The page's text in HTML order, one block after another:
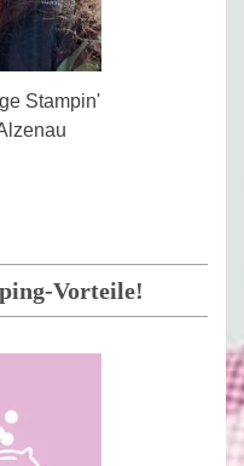
Stampin'
Vorteile!